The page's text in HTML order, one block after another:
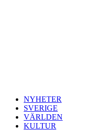
NYHETER
SVERIGE
VÄRLDEN
KULTUR